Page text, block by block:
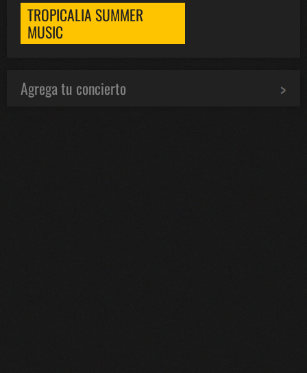
TROPICALIA SUMMER
MUSIC
Agrega tu concierto